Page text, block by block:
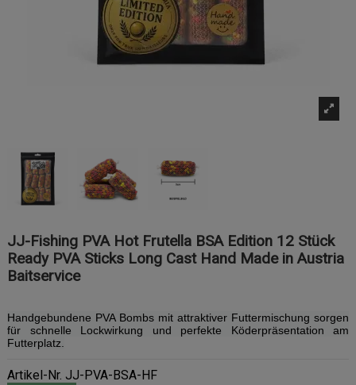
JJ-Fishing PVA Hot Frutella BSA Edition 12 Stück
Ready PVA Sticks Long Cast Hand Made in Austria
Baitservice
Handgebundene PVA Bombs mit attraktiver Futtermischung sorgen
für schnelle Lockwirkung und perfekte Köderpräsentation am
Futterplatz.
Artikel-Nr. JJ-PVA-BSA-HF